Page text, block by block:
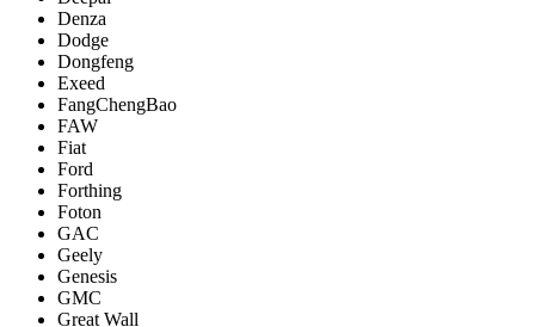
Denza
Dodge
Dongfeng
Exeed
FangChengBao
FAW
Fiat
Ford
Forthing
Foton
GAC
Geely
Genesis
GMC
Great Wall